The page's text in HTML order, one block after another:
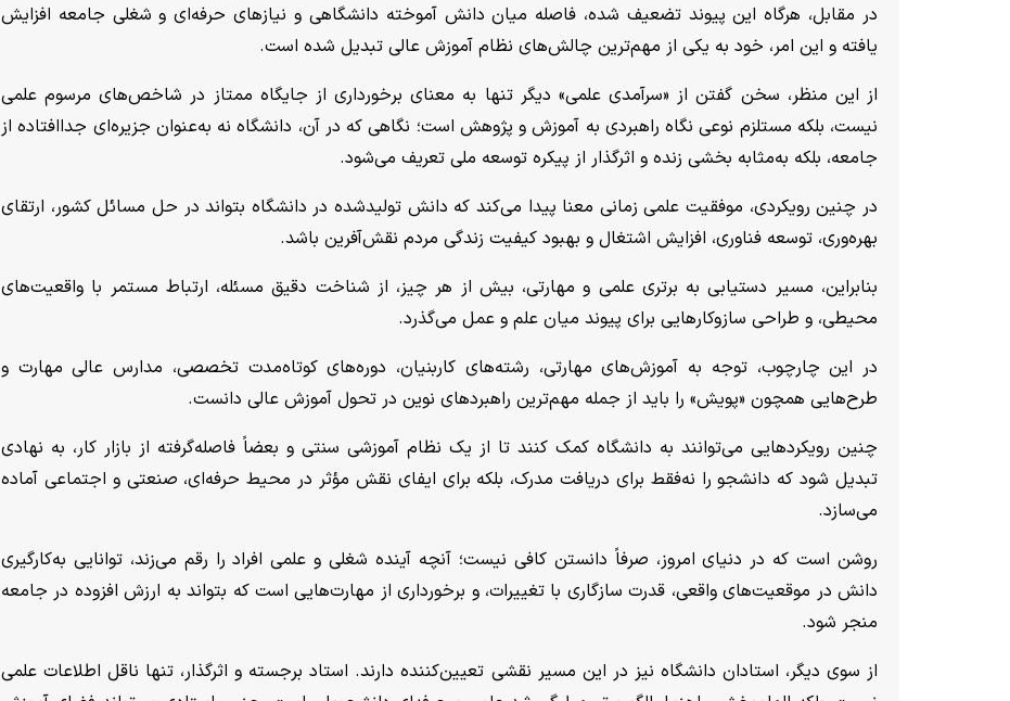
در مقابل، هرگاه این پیوند تضعیف شده، فاصله میان دانش آموخته دانشگاهی و نیازهای حرفه‌ای و شغلی جامعه افزایش
یافته و این امر، خود به یکی از مهم‌ترین چالش‌های نظام آموزش عالی تبدیل شده است.
از این منظر، سخن گفتن از «سرآمدی علمی» دیگر تنها به معنای برخورداری از جایگاه ممتاز در شاخص‌های مرسوم علمی
نیست، بلکه مستلزم نوعی نگاه راهبردی به آموزش و پژوهش است؛ نگاهی که در آن، دانشگاه نه به‌عنوان جزیره‌ای جداافتاده از
جامعه، بلکه به‌مثابه بخشی زنده و اثرگذار از پیکره توسعه ملی تعریف می‌شود.
در چنین رویکردی، موفقیت علمی زمانی معنا پیدا می‌کند که دانش تولیدشده در دانشگاه بتواند در حل مسائل کشور، ارتقای
بهره‌وری، توسعه فناوری، افزایش اشتغال و بهبود کیفیت زندگی مردم نقش‌آفرین باشد.
بنابراین، مسیر دستیابی به برتری علمی و مهارتی، بیش از هر چیز، از شناخت دقیق مسئله، ارتباط مستمر با واقعیت‌های
محیطی، و طراحی سازوکارهایی برای پیوند میان علم و عمل می‌گذرد.
در این چارچوب، توجه به آموزش‌های مهارتی، رشته‌های کاربنیان، دوره‌های کوتاه‌مدت تخصصی، مدارس عالی مهارت و
طرح‌هایی همچون «پویش» را باید از جمله مهم‌ترین راهبردهای نوین در تحول آموزش عالی دانست.
چنین رویکردهایی می‌توانند به دانشگاه کمک کنند تا از یک نظام آموزشی سنتی و بعضاً فاصله‌گرفته از بازار کار، به نهادی
تبدیل شود که دانشجو را نه‌فقط برای دریافت مدرک، بلکه برای ایفای نقش مؤثر در محیط حرفه‌ای، صنعتی و اجتماعی آماده
می‌سازد.
روشن است که در دنیای امروز، صرفاً دانستن کافی نیست؛ آنچه آینده شغلی و علمی افراد را رقم می‌زند، توانایی به‌کارگیری
دانش در موقعیت‌های واقعی، قدرت سازگاری با تغییرات، و برخورداری از مهارت‌هایی است که بتواند به ارزش افزوده در جامعه
منجر شود.
از سوی دیگر، استادان دانشگاه نیز در این مسیر نقشی تعیین‌کننده دارند. استاد برجسته و اثرگذار، تنها ناقل اطلاعات علمی